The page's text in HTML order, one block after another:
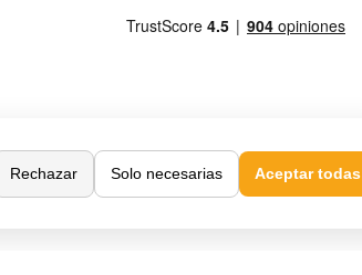
Rechazar Solo necesarias Aceptar todas